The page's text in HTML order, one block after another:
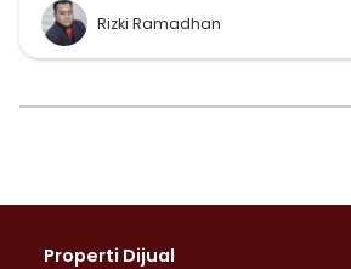
Rizki Ramadhan
Properti Dijual